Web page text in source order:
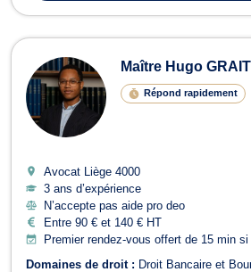
Maître Hugo
Répond rapidement
Avocat Liège 4000
3 ans d’expérience
N’accepte pas aide pro deo
Entre 90 € et 140 € HT
Premier rendez-vous offert de 15 min
Domaines de droit : Droit Bancaire et